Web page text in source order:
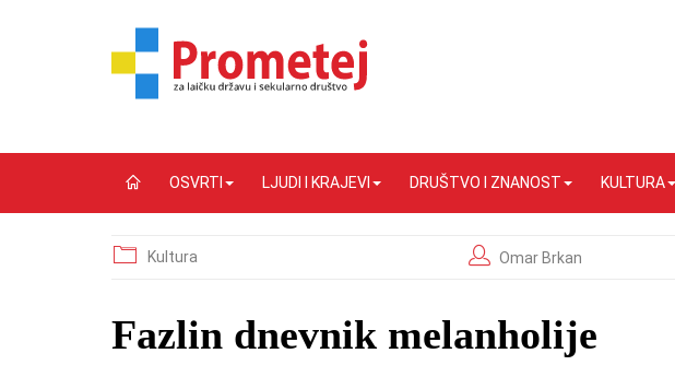
OSVRTI LJUDI I KRAJEVI DRUŠTVO I ZNANOST KULTURA
Kultura Omar Brkan
Fazlin dnevnik melanholije